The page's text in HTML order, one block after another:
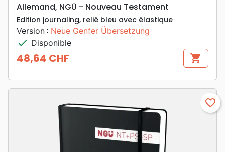
Allemand, NGÜ - Nouveau Testament
Edition journaling, relié bleu avec élastique
Version : Neue Genfer Übersetzung
check Disponible
Prix
48,64 CHF shopping_cart
favorite_border